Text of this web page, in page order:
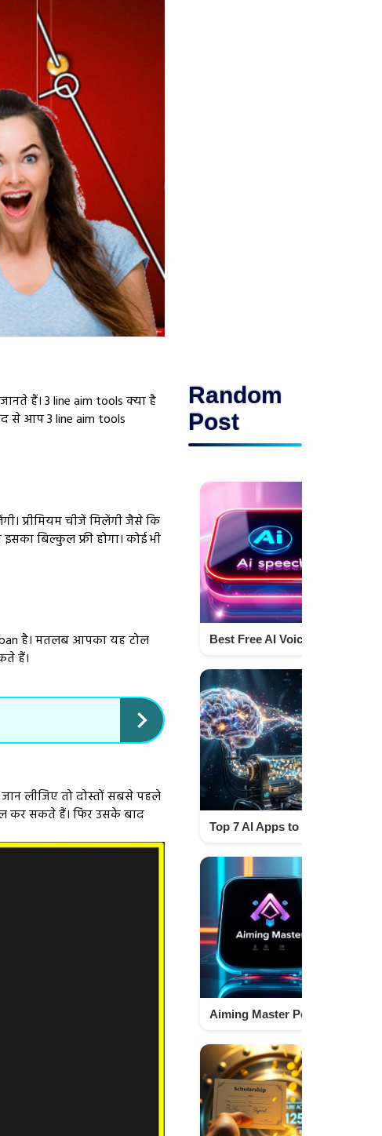
हैं। 3 line aim tools क्या है
से आप 3 line aim tools
प्रीमियम चीजें मिलेंगी जैसे कि
बिल्कुल फ्री होगा। कोई भी
है। मतलब आपका यह टोल
हैं।
लीजिए तो दोस्तों सबसे पहले
कर सकते हैं। फिर उसके बाद
Random
Post